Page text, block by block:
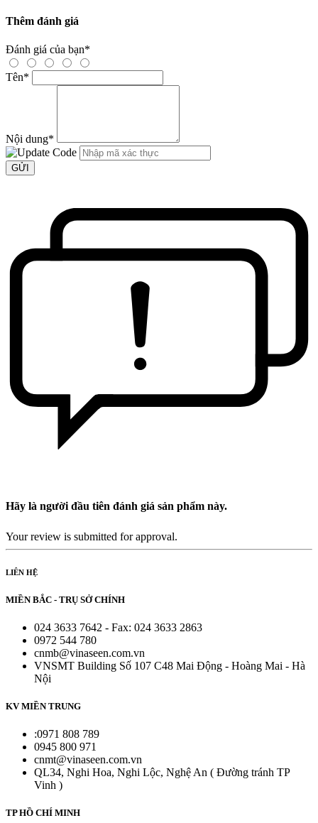
Thêm đánh giá
Đánh giá của bạn*
Tên*
Nội dung*
GỬI
Hãy là người đầu tiên đánh giá sản phẩm này.
Your review is submitted for approval.
LIÊN HỆ
MIỀN BẮC - TRỤ SỞ CHÍNH
024 3633 7642 - Fax: 024 3633 2863
0972 544 780
cnmb@vinaseen.com.vn
VNSMT Building Số 107 C48 Mai Động - Hoàng Mai - Hà
Nội
KV MIỀN TRUNG
:0971 808 789
0945 800 971
cnmt@vinaseen.com.vn
QL34, Nghi Hoa, Nghi Lộc, Nghệ An ( Đường tránh TP
Vinh )
TP HỒ CHÍ MINH